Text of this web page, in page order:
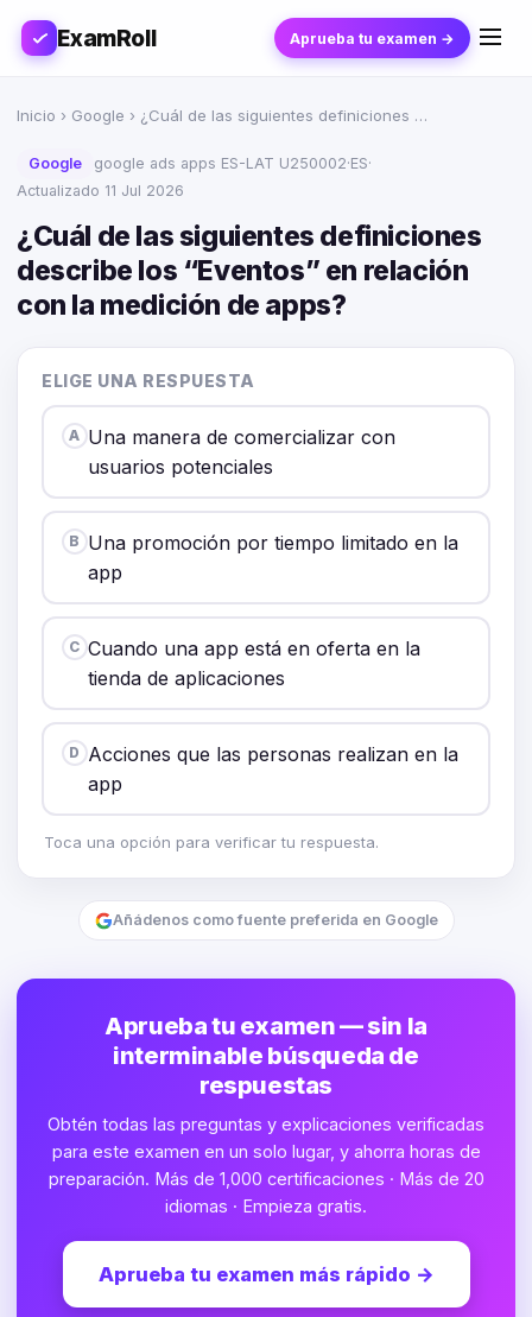
ExamRoll Aprueba tu examen →
Inicio › Google › ¿Cuál de las siguientes definiciones …
Google google ads apps ES-LAT U250002·ES·
Actualizado 11 Jul 2026
¿Cuál de las siguientes definiciones
describe los “Eventos” en relación
con la medición de apps?
ELIGE UNA RESPUESTA
A Una manera de comercializar con
usuarios potenciales
B Una promoción por tiempo limitado en la
app
C Cuando una app está en oferta en la
tienda de aplicaciones
D Acciones que las personas realizan en la
app
Toca una opción para verificar tu respuesta.
Añádenos como fuente preferida en Google
Aprueba tu examen — sin la
interminable búsqueda de
respuestas
Obtén todas las preguntas y explicaciones verificadas
para este examen en un solo lugar, y ahorra horas de
preparación. Más de 1,000 certificaciones · Más de 20
idiomas · Empieza gratis.
Aprueba tu examen más rápido →